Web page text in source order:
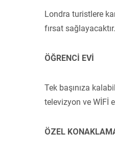
Londra turistlere
fırsat sağlayacaktır.
ÖĞRENCİ EVİ
Tek başınıza
televizyon ve WİFİ
ÖZEL